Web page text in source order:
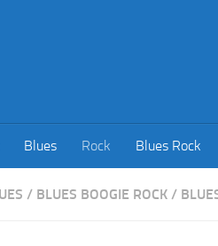
Blues Rock Blues Rock
/ BLUES BOOGIE ROCK /